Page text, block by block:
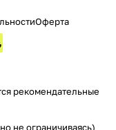
Оферта
рекомендательные
не ограничиваясь)